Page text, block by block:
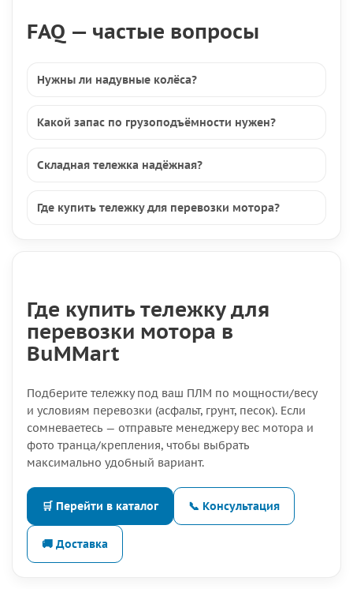
FAQ — частые вопросы
Нужны ли надувные колёса?
Какой запас по грузоподъёмности нужен?
Складная тележка надёжная?
Где купить тележку для перевозки мотора?
Где купить тележку для
перевозки мотора в
BuMMart
Подберите тележку под ваш ПЛМ по мощности/весу
и условиям перевозки (асфальт, грунт, песок). Если
сомневаетесь — отправьте менеджеру вес мотора и
фото транца/крепления, чтобы выбрать
максимально удобный вариант.
🛒 Перейти в каталог 📞 Консультация
🚚 Доставка